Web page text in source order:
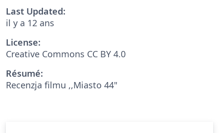
Last Updated:
il y a 12 ans
License:
Creative Commons CC BY 4.0
Résumé:
Recenzja filmu ,,Miasto 44"